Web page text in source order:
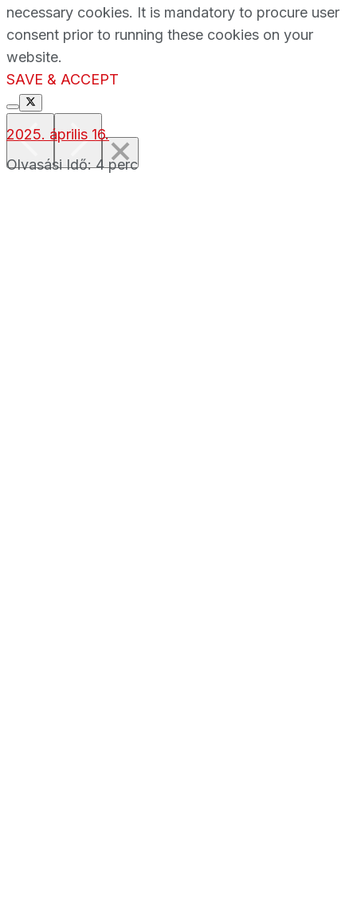
2025. április 16.
Olvasási Idő: 4 perc
necessary cookies. It is mandatory to procure user
consent prior to running these cookies on your
website.
SAVE & ACCEPT